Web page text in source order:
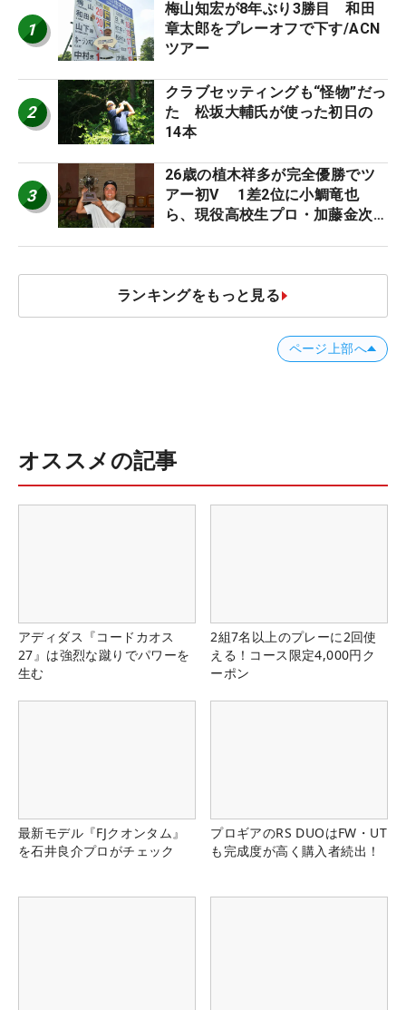
1
梅山知宏が8年ぶり3勝目 和田
章太郎をプレーオフで下す/ACN
ツアー
2
クラブセッティングも“怪物”だっ
た 松坂大輔氏が使った初日の
14本
3
26歳の植木祥多が完全優勝でツ
アー初V 1差2位に小鯛竜也
ら、現役高校生プロ・加藤金次郎
ランキングをもっと見る
ページ上部へ
オススメの記事
アディダス『コードカオス
27』は強烈な蹴りでパワーを
生む
2組7名以上のプレーに2回使
える！コース限定4,000円ク
ーポン
最新モデル『FJクオンタム』
を石井良介プロがチェック
プロギアのRS DUOはFW・UT
も完成度が高く購入者続出！